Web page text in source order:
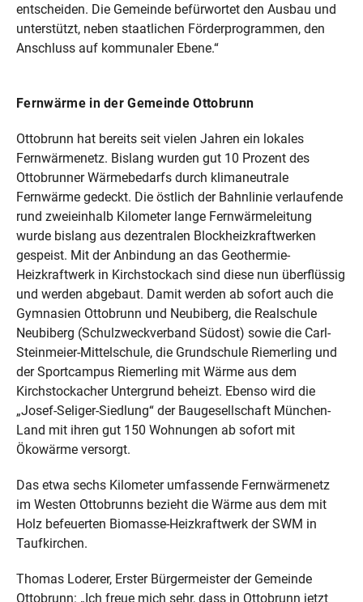
entscheiden. Die Gemeinde befürwortet den Ausbau und
unterstützt, neben staatlichen Förderprogrammen, den
Anschluss auf kommunaler Ebene.“
Fernwärme in der Gemeinde Ottobrunn
Ottobrunn hat bereits seit vielen Jahren ein lokales
Fernwärmenetz. Bislang wurden gut 10 Prozent des
Ottobrunner Wärmebedarfs durch klimaneutrale
Fernwärme gedeckt. Die östlich der Bahnlinie verlaufende
rund zweieinhalb Kilometer lange Fernwärmeleitung
wurde bislang aus dezentralen Blockheizkraftwerken
gespeist. Mit der Anbindung an das Geothermie-
Heizkraftwerk in Kirchstockach sind diese nun überflüssig
und werden abgebaut. Damit werden ab sofort auch die
Gymnasien Ottobrunn und Neubiberg, die Realschule
Neubiberg (Schulzweckverband Südost) sowie die Carl-
Steinmeier-Mittelschule, die Grundschule Riemerling und
der Sportcampus Riemerling mit Wärme aus dem
Kirchstockacher Untergrund beheizt. Ebenso wird die
„Josef-Seliger-Siedlung“ der Baugesellschaft München-
Land mit ihren gut 150 Wohnungen ab sofort mit
Ökowärme versorgt.
Das etwa sechs Kilometer umfassende Fernwärmenetz
im Westen Ottobrunns bezieht die Wärme aus dem mit
Holz befeuerten Biomasse-Heizkraftwerk der SWM in
Taufkirchen.
Thomas Loderer, Erster Bürgermeister der Gemeinde
Ottobrunn: „Ich freue mich sehr, dass in Ottobrunn jetzt